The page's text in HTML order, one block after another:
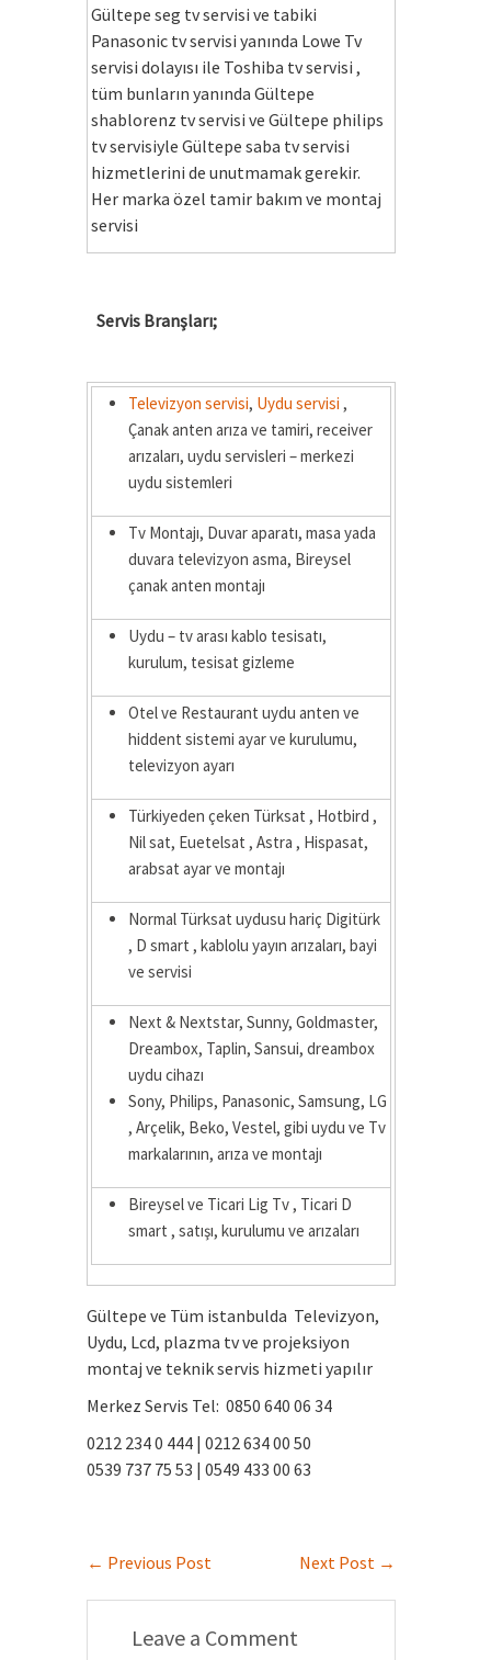
Gültepe seg tv servisi ve tabiki
Panasonic tv servisi yanında Lowe Tv
servisi dolayısı ile Toshiba tv servisi ,
tüm bunların yanında Gültepe
shablorenz tv servisi ve Gültepe philips
tv servisiyle Gültepe saba tv servisi
hizmetlerini de unutmamak gerekir.
Her marka özel tamir bakım ve montaj
servisi
Servis Branşları;
Televizyon servisi, Uydu servisi ,
Çanak anten arıza ve tamiri, receiver
arızaları, uydu servisleri – merkezi
uydu sistemleri
Tv Montajı, Duvar aparatı, masa yada
duvara televizyon asma, Bireysel
çanak anten montajı
Uydu – tv arası kablo tesisatı,
kurulum, tesisat gizleme
Otel ve Restaurant uydu anten ve
hiddent sistemi ayar ve kurulumu,
televizyon ayarı
Türkiyeden çeken Türksat , Hotbird ,
Nil sat, Euetelsat , Astra , Hispasat,
arabsat ayar ve montajı
Normal Türksat uydusu hariç Digitürk
, D smart , kablolu yayın arızaları, bayi
ve servisi
Next & Nextstar, Sunny, Goldmaster,
Dreambox, Taplin, Sansui, dreambox
uydu cihazı
Sony, Philips, Panasonic, Samsung, LG
, Arçelik, Beko, Vestel, gibi uydu ve Tv
markalarının, arıza ve montajı
Bireysel ve Ticari Lig Tv , Ticari D
smart , satışı, kurulumu ve arızaları
Gültepe ve Tüm istanbulda Televizyon,
Uydu, Lcd, plazma tv ve projeksiyon
montaj ve teknik servis hizmeti yapılır
Merkez Servis Tel: 0850 640 06 34
0212 234 0 444 | 0212 634 00 50
0539 737 75 53 | 0549 433 00 63
← Previous Post Next Post →
Leave a Comment